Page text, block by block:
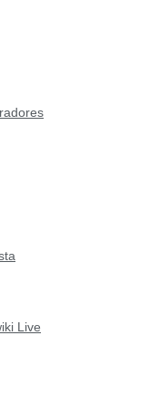
Live